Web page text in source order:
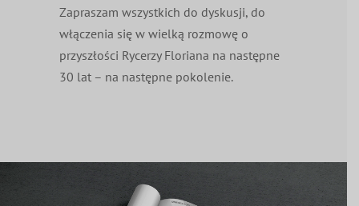
Zapraszam wszystkich do dyskusji, do
włączenia się w wielką rozmowę o
przyszłości Rycerzy Floriana na następne
30 lat – na następne pokolenie.